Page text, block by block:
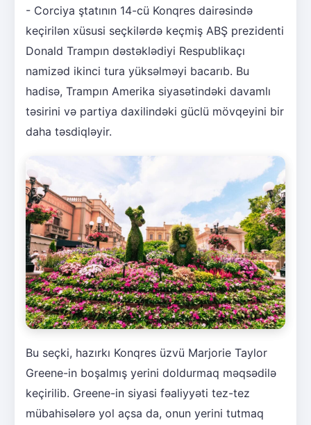
- Corciya ştatının 14-cü Konqres dairəsində
keçirilən xüsusi seçkilərdə keçmiş ABŞ prezidenti
Donald Trampın dəstəklədiyi Respublikaçı
namizəd ikinci tura yüksəlməyi bacarıb. Bu
hadisə, Trampın Amerika siyasətindəki davamlı
təsirini və partiya daxilindəki güclü mövqeyini bir
daha təsdiqləyir.
Bu seçki, hazırkı Konqres üzvü Marjorie Taylor
Greene-in boşalmış yerini doldurmaq məqsədilə
keçirilib. Greene-in siyasi fəaliyyəti tez-tez
mübahisələrə yol açsa da, onun yerini tutmaq